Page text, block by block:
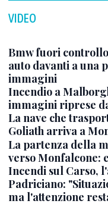
VIDEO
Bmw fuori
auto davanti a una
immagini
Incendio a
immagini riprese
La nave che
Goliath arriva a
La partenza della
verso Monfalcone:
Incendi sul Carso,
Padriciano:
ma l'attenzione